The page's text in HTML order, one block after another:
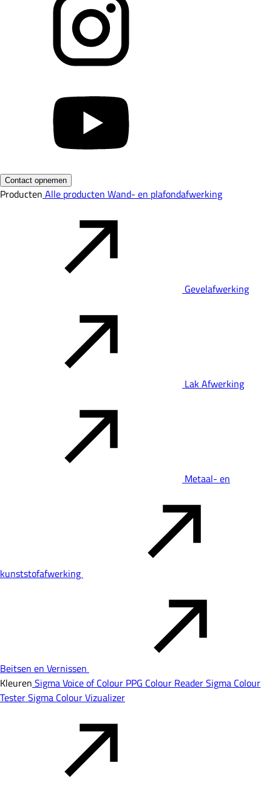
Contact opnemen
Producten Alle producten Wand- en plafondafwerking
Gevelafwerking
Lak Afwerking
Metaal- en
kunststofafwerking
Beitsen en Vernissen
Kleuren Sigma Voice of Colour PPG Colour ReaderSigma Colour
TesterSigma Colour Vizualizer